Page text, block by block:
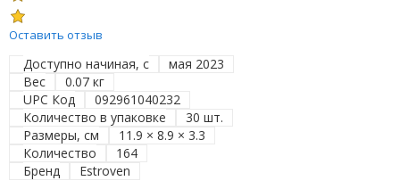
Оставить отзыв
Доступно начиная, с
мая 2023
Вес
0.07 кг
UPC Код
092961040232
Количество в упаковке
30 шт.
Размеры, см
11.9 × 8.9 × 3.3
Количество
164
Бренд
Estroven